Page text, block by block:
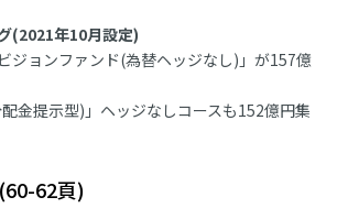
(2021年10月設定)
ジョンファンド(為替ヘッジなし)」が157億
配金提示型)」ヘッジなしコースも152億円集
62頁)